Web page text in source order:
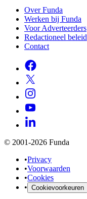
Over Funda
Werken bij Funda
Voor Adverteerders
Redactioneel beleid
Contact
© 2001-2026 Funda
•Privacy
•Voorwaarden
•Cookies
• Cookievoorkeuren